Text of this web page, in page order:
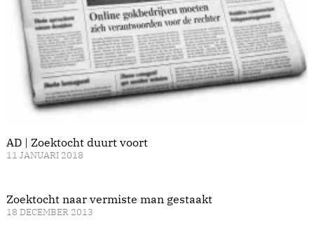
AD | Zoektocht duurt voort
11 JANUARI 2018
Zoektocht naar vermiste man gestaakt
18 DECEMBER 2013